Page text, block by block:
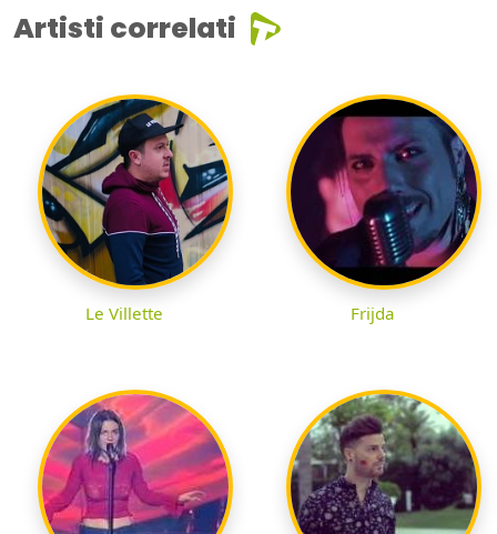
Artisti correlati
Le Villette Frijda